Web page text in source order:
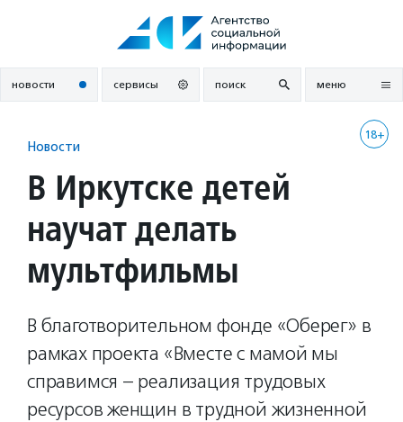
новости сервисы поиск меню
18+
Новости
В Иркутске детей
научат делать
мультфильмы
В благотворительном фонде «Оберег» в
рамках проекта «Вместе с мамой мы
справимся – реализация трудовых
ресурсов женщин в трудной жизненной